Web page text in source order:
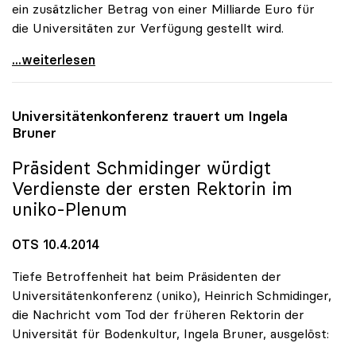
ein zusätzlicher Betrag von einer Milliarde Euro für
die Universitäten zur Verfügung gestellt wird.
uniko zu Zwei-Prozent-BIP-Ziel: Nur mit
...weiterlesen
Universitätenkonferenz trauert um Ingela
Bruner
Präsident Schmidinger würdigt
Verdienste der ersten Rektorin im
uniko-Plenum
OTS 10.4.2014
Tiefe Betroffenheit hat beim Präsidenten der
Universitätenkonferenz (uniko), Heinrich Schmidinger,
die Nachricht vom Tod der früheren Rektorin der
Universität für Bodenkultur, Ingela Bruner, ausgelöst: